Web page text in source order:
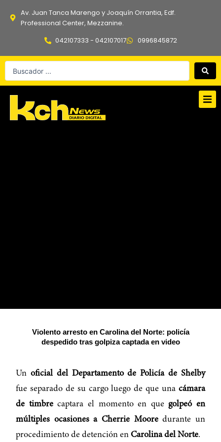
Av. Juan Tanca Marengo y Joaquín Orrantia, Edf.
Professional Center, Mezzanine.
042107333 - 042107017
0996845872
Search
Violento arresto en Carolina del Norte: policía
despedido tras golpiza captada en video
Unoficial del Departamento de Policía de Shelby
fue separado de su cargo luego de que una cámara
de timbrecaptara el momento en que golpeó en
múltiples ocasiones a Cherrie Mooredurante un
procedimiento de detención enCarolina del Norte.